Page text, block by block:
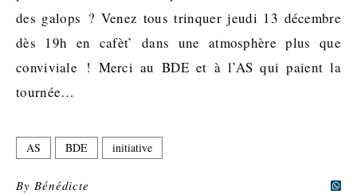
des galops ? Venez tous trinquer jeudi 13 décembre
dès 19h en cafèt’ dans une atmosphère plus que
conviviale ! Merci au BDE et à l’AS qui paient la
tournée…
AS BDE initiative
ByBénédicte